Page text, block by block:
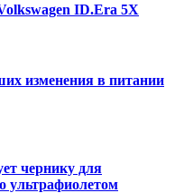
ID.Era 5X
изменения в питании
чернику для
ультрафиолетом